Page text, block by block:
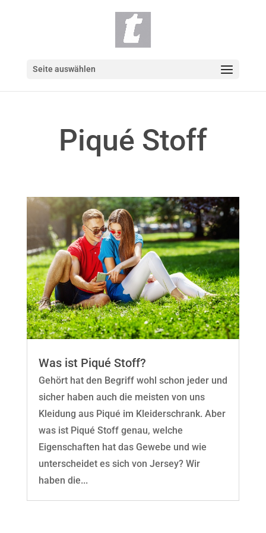
Seite auswählen
Piqué Stoff
Was ist Piqué Stoff?
Gehört hat den Begriff wohl schon jeder und
sicher haben auch die meisten von uns
Kleidung aus Piqué im Kleiderschrank. Aber
was ist Piqué Stoff genau, welche
Eigenschaften hat das Gewebe und wie
unterscheidet es sich von Jersey? Wir
haben die...